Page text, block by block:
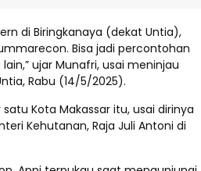
di Biringkanaya (dekat Untia),
Bisa jadi percontohan
ujar Munafri, usai meninjau
Rabu (14/5/2025).
Kota Makassar itu, usai dirinya
Kehutanan, Raja Juli Antoni di